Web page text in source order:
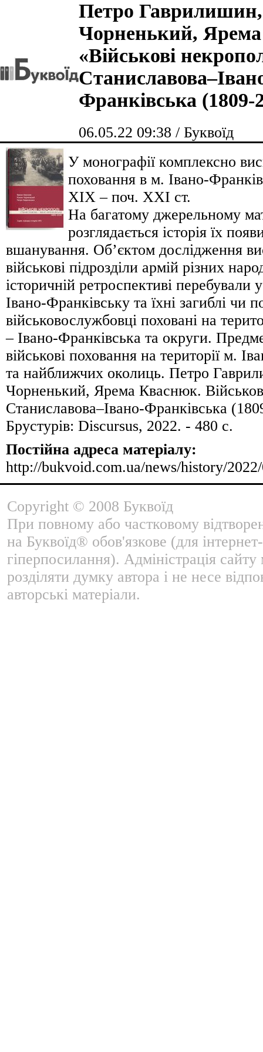
Петро
Чорненький,
«Військові
Франківська (1809-
06.05.22 09:38 / Буквоїд
У монографії комплексно
поховання в м. Івано-
ХІХ – поч. ХХІ ст.
На багатому джерельному
розглядається історія їх
вшанування. Об’єктом дослідження
військові підрозділи армій різних
історичній ретроспективі перебували
Івано-Франківську та їхні загиблі чи
військовослужбовці поховані на
– Івано-Франківська та округи.
військові поховання на території м.
та найближчих околиць. Петро
Чорненький, Ярема Кваснюк.
Станиславова–Івано-Франківська
Брустурів: Discursus, 2022. - 480 с.
Постійна адреса матеріалу:
http://bukvoid.com.ua/news/history/
Copyright © 2008 Буквоїд
При повному або частковому
на Буквоїд® обов'язкове (для
гіперпосилання). Адміністрація
розділяти думку автора і не несе
авторські матеріали.